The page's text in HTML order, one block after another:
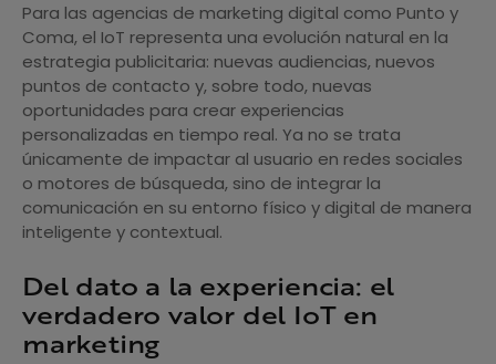
Para las agencias de marketing digital como Punto y
Coma, el IoT representa una evolución natural en la
estrategia publicitaria: nuevas audiencias, nuevos
puntos de contacto y, sobre todo, nuevas
oportunidades para crear experiencias
personalizadas en tiempo real. Ya no se trata
únicamente de impactar al usuario en redes sociales
o motores de búsqueda, sino de integrar la
comunicación en su entorno físico y digital de manera
inteligente y contextual.
Del dato a la experiencia: el
verdadero valor del IoT en
marketing